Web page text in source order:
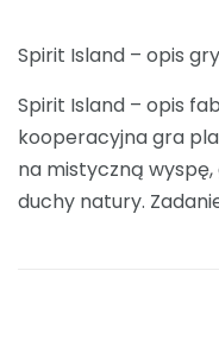
Spirit Island – opis
Spirit Island – opis
kooperacyjna gra
na mistyczną
duchy natury.